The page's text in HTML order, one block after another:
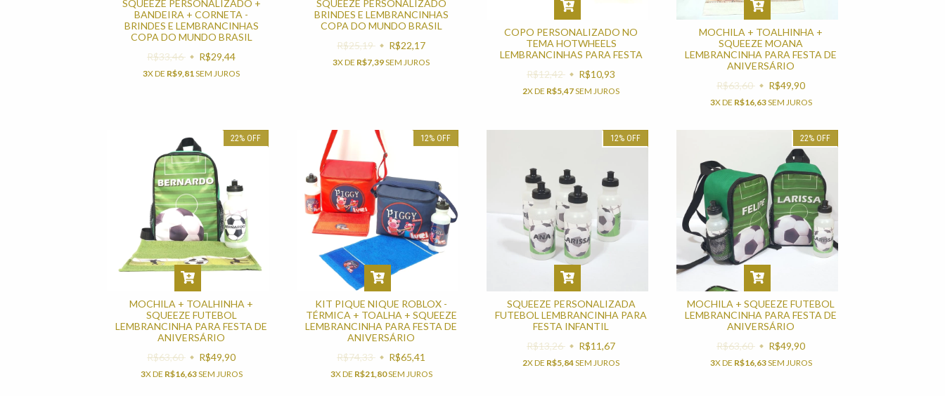
SQUEEZE PERSONALIZADO +
BANDEIRA + CORNETA -
BRINDES E LEMBRANCINHAS
COPA DO MUNDO BRASIL
R$33,46
R$29,44
3X DE R$9,81 SEM JUROS
SQUEEZE PERSONALIZADO
BRINDES E LEMBRANCINHAS
COPA DO MUNDO BRASIL
R$25,19
R$22,17
3X DE R$7,39SEM JUROS
COPO PERSONALIZADO NO
TEMA HOTWHEELS
LEMBRANCINHAS PARA FESTA
R$12,42
R$10,93
2X DE R$5,47SEM JUROS
MOCHILA + TOALHINHA +
SQUEEZE MOANA
LEMBRANCINHA PARA FESTA DE
ANIVERSÁRIO
R$63,60
R$49,90
3X DE R$16,63SEM JUROS
22% OFF
MOCHILA + TOALHINHA +
SQUEEZE FUTEBOL
LEMBRANCINHA PARA FESTA DE
ANIVERSÁRIO
R$63,60
R$49,90
3X DE R$16,63SEM JUROS
12% OFF
KIT PIQUE NIQUE ROBLOX -
TÉRMICA + TOALHA + SQUEEZE
LEMBRANCINHA PARA FESTA DE
ANIVERSÁRIO
R$74,33
R$65,41
3X DE R$21,80SEM JUROS
12% OFF
SQUEEZE PERSONALIZADA
FUTEBOL LEMBRANCINHA PARA
FESTA INFANTIL
R$13,26
R$11,67
2X DE R$5,84SEM JUROS
22% OFF
MOCHILA + SQUEEZE FUTEBOL
LEMBRANCINHA PARA FESTA DE
ANIVERSÁRIO
R$63,60
R$49,90
3X DE R$16,63SEM JUROS